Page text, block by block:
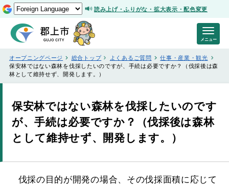
読み上げ・ふりがな・拡大表示・配色変更
オープニングページ 総合トップ よくあるご質問
仕事・産業・観光
保安林ではない森林を伐採したいのですが、手続は必要ですか？（伐採後は森
林として維持せず、開発します。）
保安林ではない森林を伐採したいのです
が、手続は必要ですか？（伐採後は森林
として維持せず、開発します。）
伐採の目的が開発の場合、その伐採面積に応じて
メニュー